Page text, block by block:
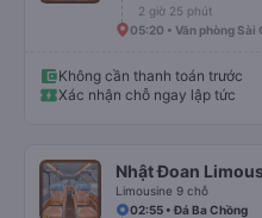
2 giờ 25 phút
05:20 • Văn phòng Sài
Không cần thanh toán trước
Xác nhận chỗ ngay lập tức
Nhật Đoan
Limousine 9 chỗ
02:55 • Đá Ba Chồng